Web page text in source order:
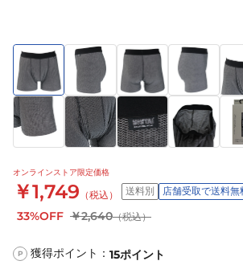
オンラインストア限定価格
￥1,749 （税込） 送料別 店舗受取で送料無
33%OFF ￥2,640（税込）
P 獲得ポイント： 15ポイント